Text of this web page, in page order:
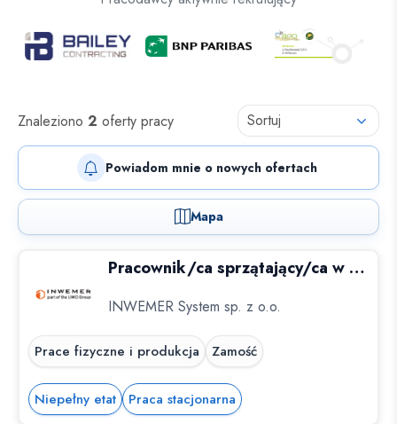
Oferty pracy
Znaleziono 2 oferty pracy
Powiadom mnie o nowych ofertach
Sortuj
Mapa
Pracownik/ca sprzątający/ca w placówce bankowej, 1 h dziennie - Zamość
INWEMER System sp. z o.o.
Prace fizyczne i produkcja Zamość
Niepełny etat Praca stacjonarna